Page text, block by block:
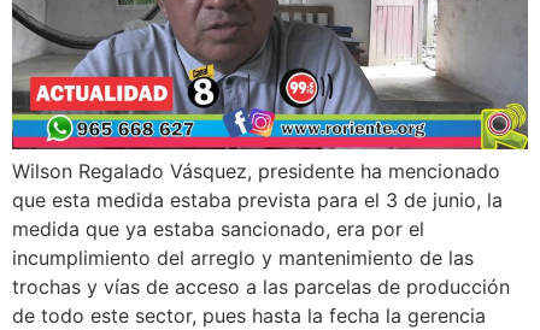
Wilson Regalado Vásquez, presidente ha mencionado
que esta medida estaba prevista para el 3 de junio, la
medida que ya estaba sancionado, era por el
incumplimiento del arreglo y mantenimiento de las
trochas y vías de acceso a las parcelas de producción
de todo este sector, pues hasta la fecha la gerencia